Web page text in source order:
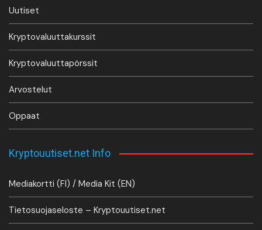
Uutiset
Kryptovaluuttakurssit
Kryptovaluuttapörssit
Arvostelut
Oppaat
Kryptouutiset.net Info
Mediakortti (FI) / Media Kit (EN)
Tietosuojaseloste – Kryptouutiset.net